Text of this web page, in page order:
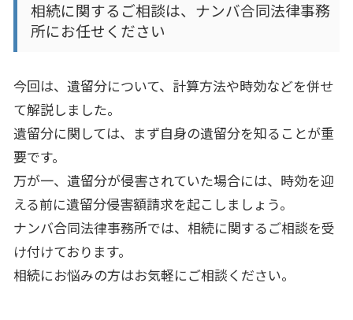
相続に関するご相談は、ナンバ合同法律事務
所にお任せください
今回は、遺留分について、計算方法や時効などを併せ
て解説しました。
遺留分に関しては、まず自身の遺留分を知ることが重
要です。
万が一、遺留分が侵害されていた場合には、時効を迎
える前に遺留分侵害額請求を起こしましょう。
ナンバ合同法律事務所では、相続に関するご相談を受
け付けております。
相続にお悩みの方はお気軽にご相談ください。